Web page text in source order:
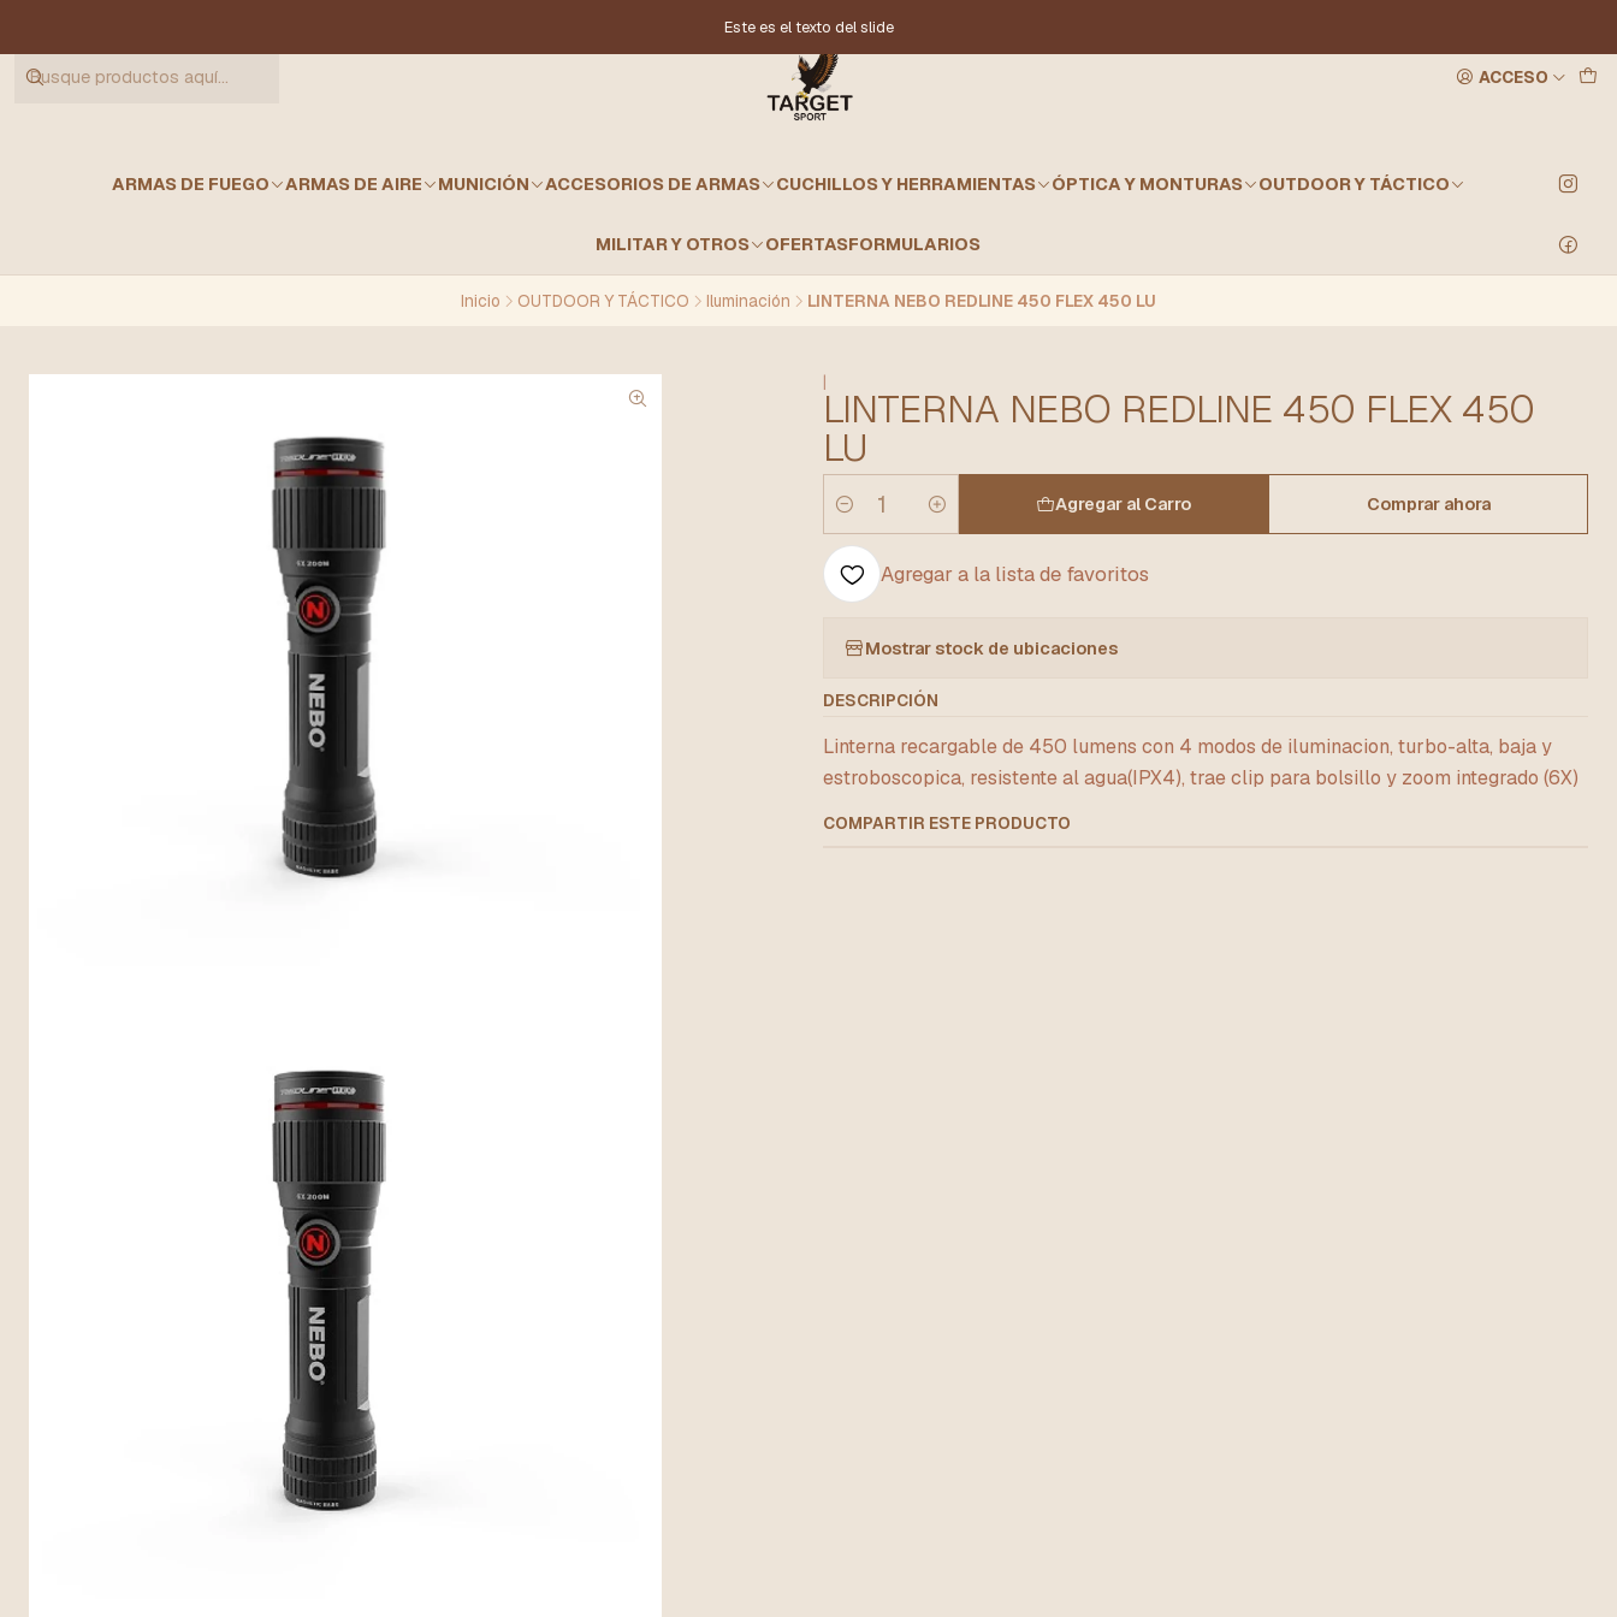
ACCESO
ARMAS DE FUEGO ARMAS DE AIRE MUNICIÓN ACCESORIOS DE ARMAS CUCHILLOS Y HERRAMIENTAS ÓPTICA Y MONTURAS OUTDOOR Y TÁCTICO
MILITAR Y OTROS OFERTASFORMULARIOS
Este es el texto del slide
Inicio OUTDOOR Y TÁCTICO Iluminación LINTERNA NEBO REDLINE 450 FLEX 450 LU
|
LINTERNA NEBO REDLINE 450 FLEX 450
LU
Cantidad
Agregar al Carro Comprar ahora
Agregar a la lista de favoritos
Mostrar stock de ubicaciones
DESCRIPCIÓN
Linterna recargable de 450 lumens con 4 modos de iluminacion, turbo-alta, baja y
estroboscopica, resistente al agua(IPX4), trae clip para bolsillo y zoom integrado (6X)
COMPARTIR ESTE PRODUCTO